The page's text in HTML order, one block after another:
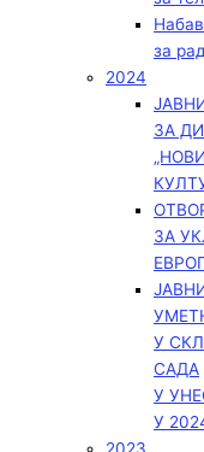
за
2024
ЗА
ЗА
У
САДА
У
У